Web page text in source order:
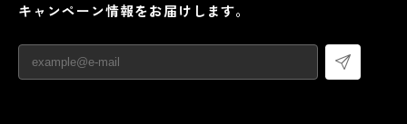
キャンペーン情報をお届けします。